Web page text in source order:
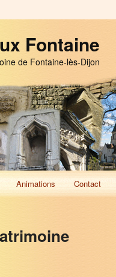
Fontaine
de Fontaine-lès-Dijon
Animations Contact